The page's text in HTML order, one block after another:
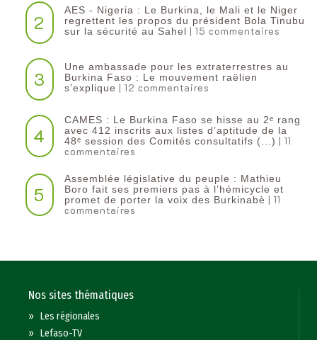
2
AES - Nigeria : Le Burkina, le Mali et le Niger
regrettent les propos du président Bola Tinubu
sur la sécurité au Sahel | 15 commentaires
3
Une ambassade pour les extraterrestres au
Burkina Faso : Le mouvement raëlien
s’explique | 12 commentaires
4
CAMES : Le Burkina Faso se hisse au 2ᵉ rang
avec 412 inscrits aux listes d’aptitude de la
48ᵉ session des Comités consultatifs (…) | 11
commentaires
5
Assemblée législative du peuple : Mathieu
Boro fait ses premiers pas à l’hémicycle et
promet de porter la voix des Burkinabè | 11
commentaires
Nos sites thématiques
»Les régionales
»Lefaso-TV